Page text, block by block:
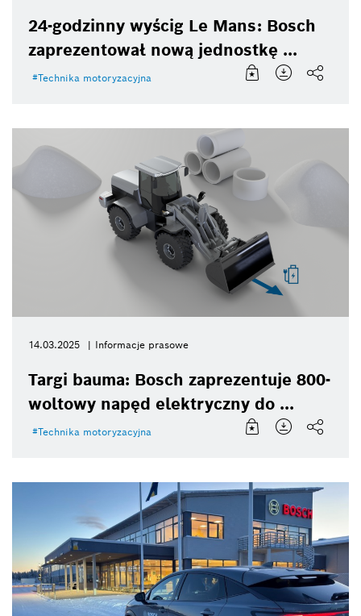
24-godzinny wyścig Le Mans: Bosch
zaprezentował nową jednostkę ...
Technika motoryzacyjna
14.03.2025 Informacje prasowe
Targi bauma: Bosch zaprezentuje 800-
woltowy napęd elektryczny do ...
Technika motoryzacyjna